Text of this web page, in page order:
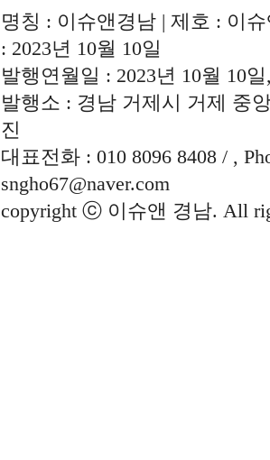
명칭 : 이슈앤경남 | 제호 : 이
: 2023년 10월 10일
발행연월일 : 2023년 10월 10
발행소 : 경남 거제시 거제 중
진
대표전화 : 010 8096 8408 / ,
sngho67@naver.com
copyright ⓒ 이슈앤 경남. All